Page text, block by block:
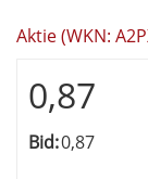
Aktie (WKN:
0,87
Bid:0,87